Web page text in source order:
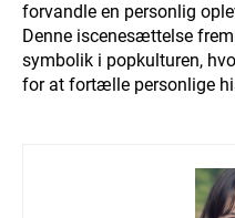
forvandle en personlig
Denne iscenesættelse
symbolik i popkulturen,
for at fortælle personlige